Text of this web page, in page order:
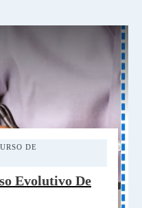
DE
Evolutivo De